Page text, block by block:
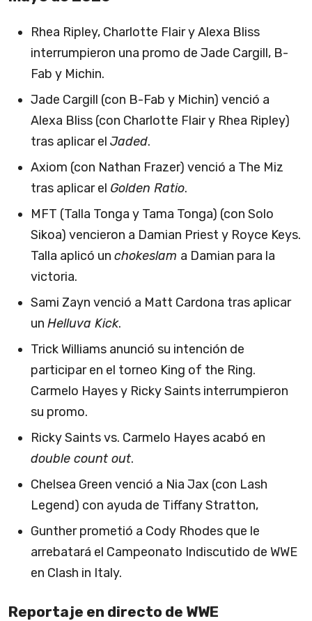
Rhea Ripley, Charlotte Flair y Alexa Bliss
interrumpieron una promo de Jade Cargill, B-
Fab y Michin.
Jade Cargill (con B-Fab y Michin) venció a
Alexa Bliss (con Charlotte Flair y Rhea Ripley)
tras aplicar el Jaded.
Axiom (con Nathan Frazer) venció a The Miz
tras aplicar el Golden Ratio.
MFT (Talla Tonga y Tama Tonga) (con Solo
Sikoa) vencieron a Damian Priest y Royce Keys.
Talla aplicó un chokeslam a Damian para la
victoria.
Sami Zayn venció a Matt Cardona tras aplicar
un Helluva Kick.
Trick Williams anunció su intención de
participar en el torneo King of the Ring.
Carmelo Hayes y Ricky Saints interrumpieron
su promo.
Ricky Saints vs. Carmelo Hayes acabó en
double count out.
Chelsea Green venció a Nia Jax (con Lash
Legend) con ayuda de Tiffany Stratton,
Gunther prometió a Cody Rhodes que le
arrebatará el Campeonato Indiscutido de WWE
en Clash in Italy.
Reportaje en directo de WWE